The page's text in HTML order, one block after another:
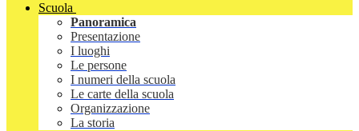
Scuola
Panoramica
Presentazione
I luoghi
Le persone
I numeri della scuola
Le carte della scuola
Organizzazione
La storia